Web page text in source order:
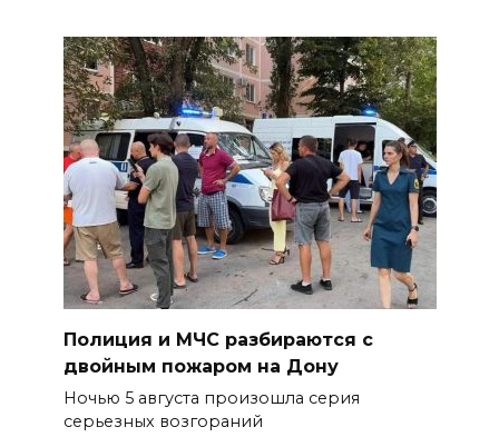
Полиция и МЧС разбираются с
двойным пожаром на Дону
Ночью 5 августа произошла серия
серьезных возгораний